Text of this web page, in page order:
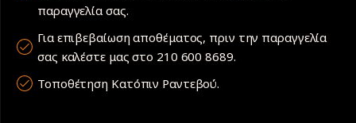
παραγγελία σας.
Για επιβεβαίωση αποθέματος, πριν την παραγγελία
σας καλέστε μας στο 210 600 8689.
Τοποθέτηση Κατόπιν Ραντεβού.